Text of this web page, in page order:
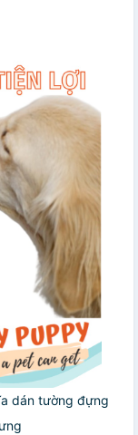
dán tường đựng